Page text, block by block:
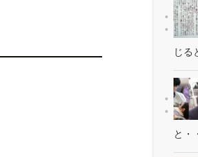
じる
と・